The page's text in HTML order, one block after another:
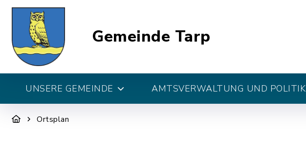
Gemeinde Tarp
UNSERE GEMEINDE AMTSVERWALTUNG UND POLITIK
Ortsplan